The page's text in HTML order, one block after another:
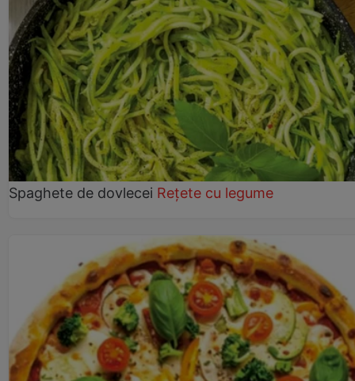
Spaghete de dovlecei Rețete cu legume